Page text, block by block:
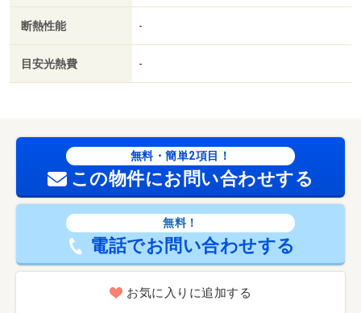
断熱性能 -
目安光熱費 -
無料・簡単2項目！
この物件にお問い合わせする
無料！
電話でお問い合わせする
お気に入りに追加する